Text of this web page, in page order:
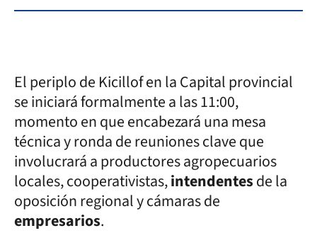
El periplo de Kicillof en la Capital provincial
se iniciará formalmente a las 11:00,
momento en que encabezará una mesa
técnica y ronda de reuniones clave que
involucrará a productores agropecuarios
locales, cooperativistas,intendentesde la
oposición regional y cámaras de
empresarios.